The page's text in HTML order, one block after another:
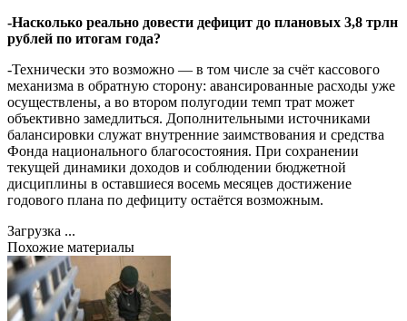
-Насколько реально довести дефицит до плановых 3,8 трлн
рублей по итогам года?
-Технически это возможно — в том числе за счёт кассового
механизма в обратную сторону: авансированные расходы уже
осуществлены, а во втором полугодии темп трат может
объективно замедлиться. Дополнительными источниками
балансировки служат внутренние заимствования и средства
Фонда национального благосостояния. При сохранении
текущей динамики доходов и соблюдении бюджетной
дисциплины в оставшиеся восемь месяцев достижение
годового плана по дефициту остаётся возможным.
Загрузка ...
Похожие материалы